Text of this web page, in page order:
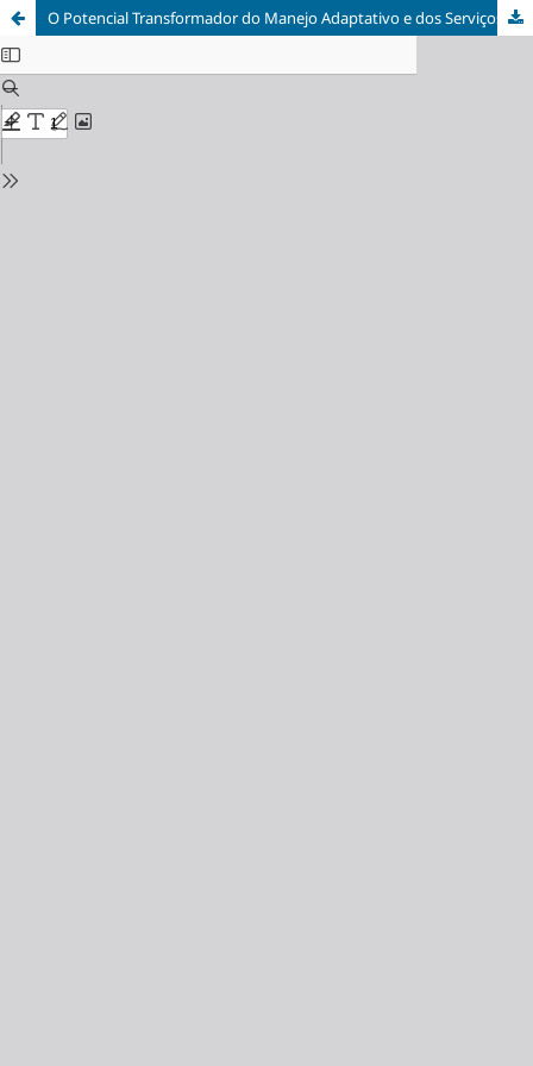
O Potencial Transformador do Manejo Adaptativo e dos Serviços Ecossistêmicos na Gestão Florestal em Mosaico